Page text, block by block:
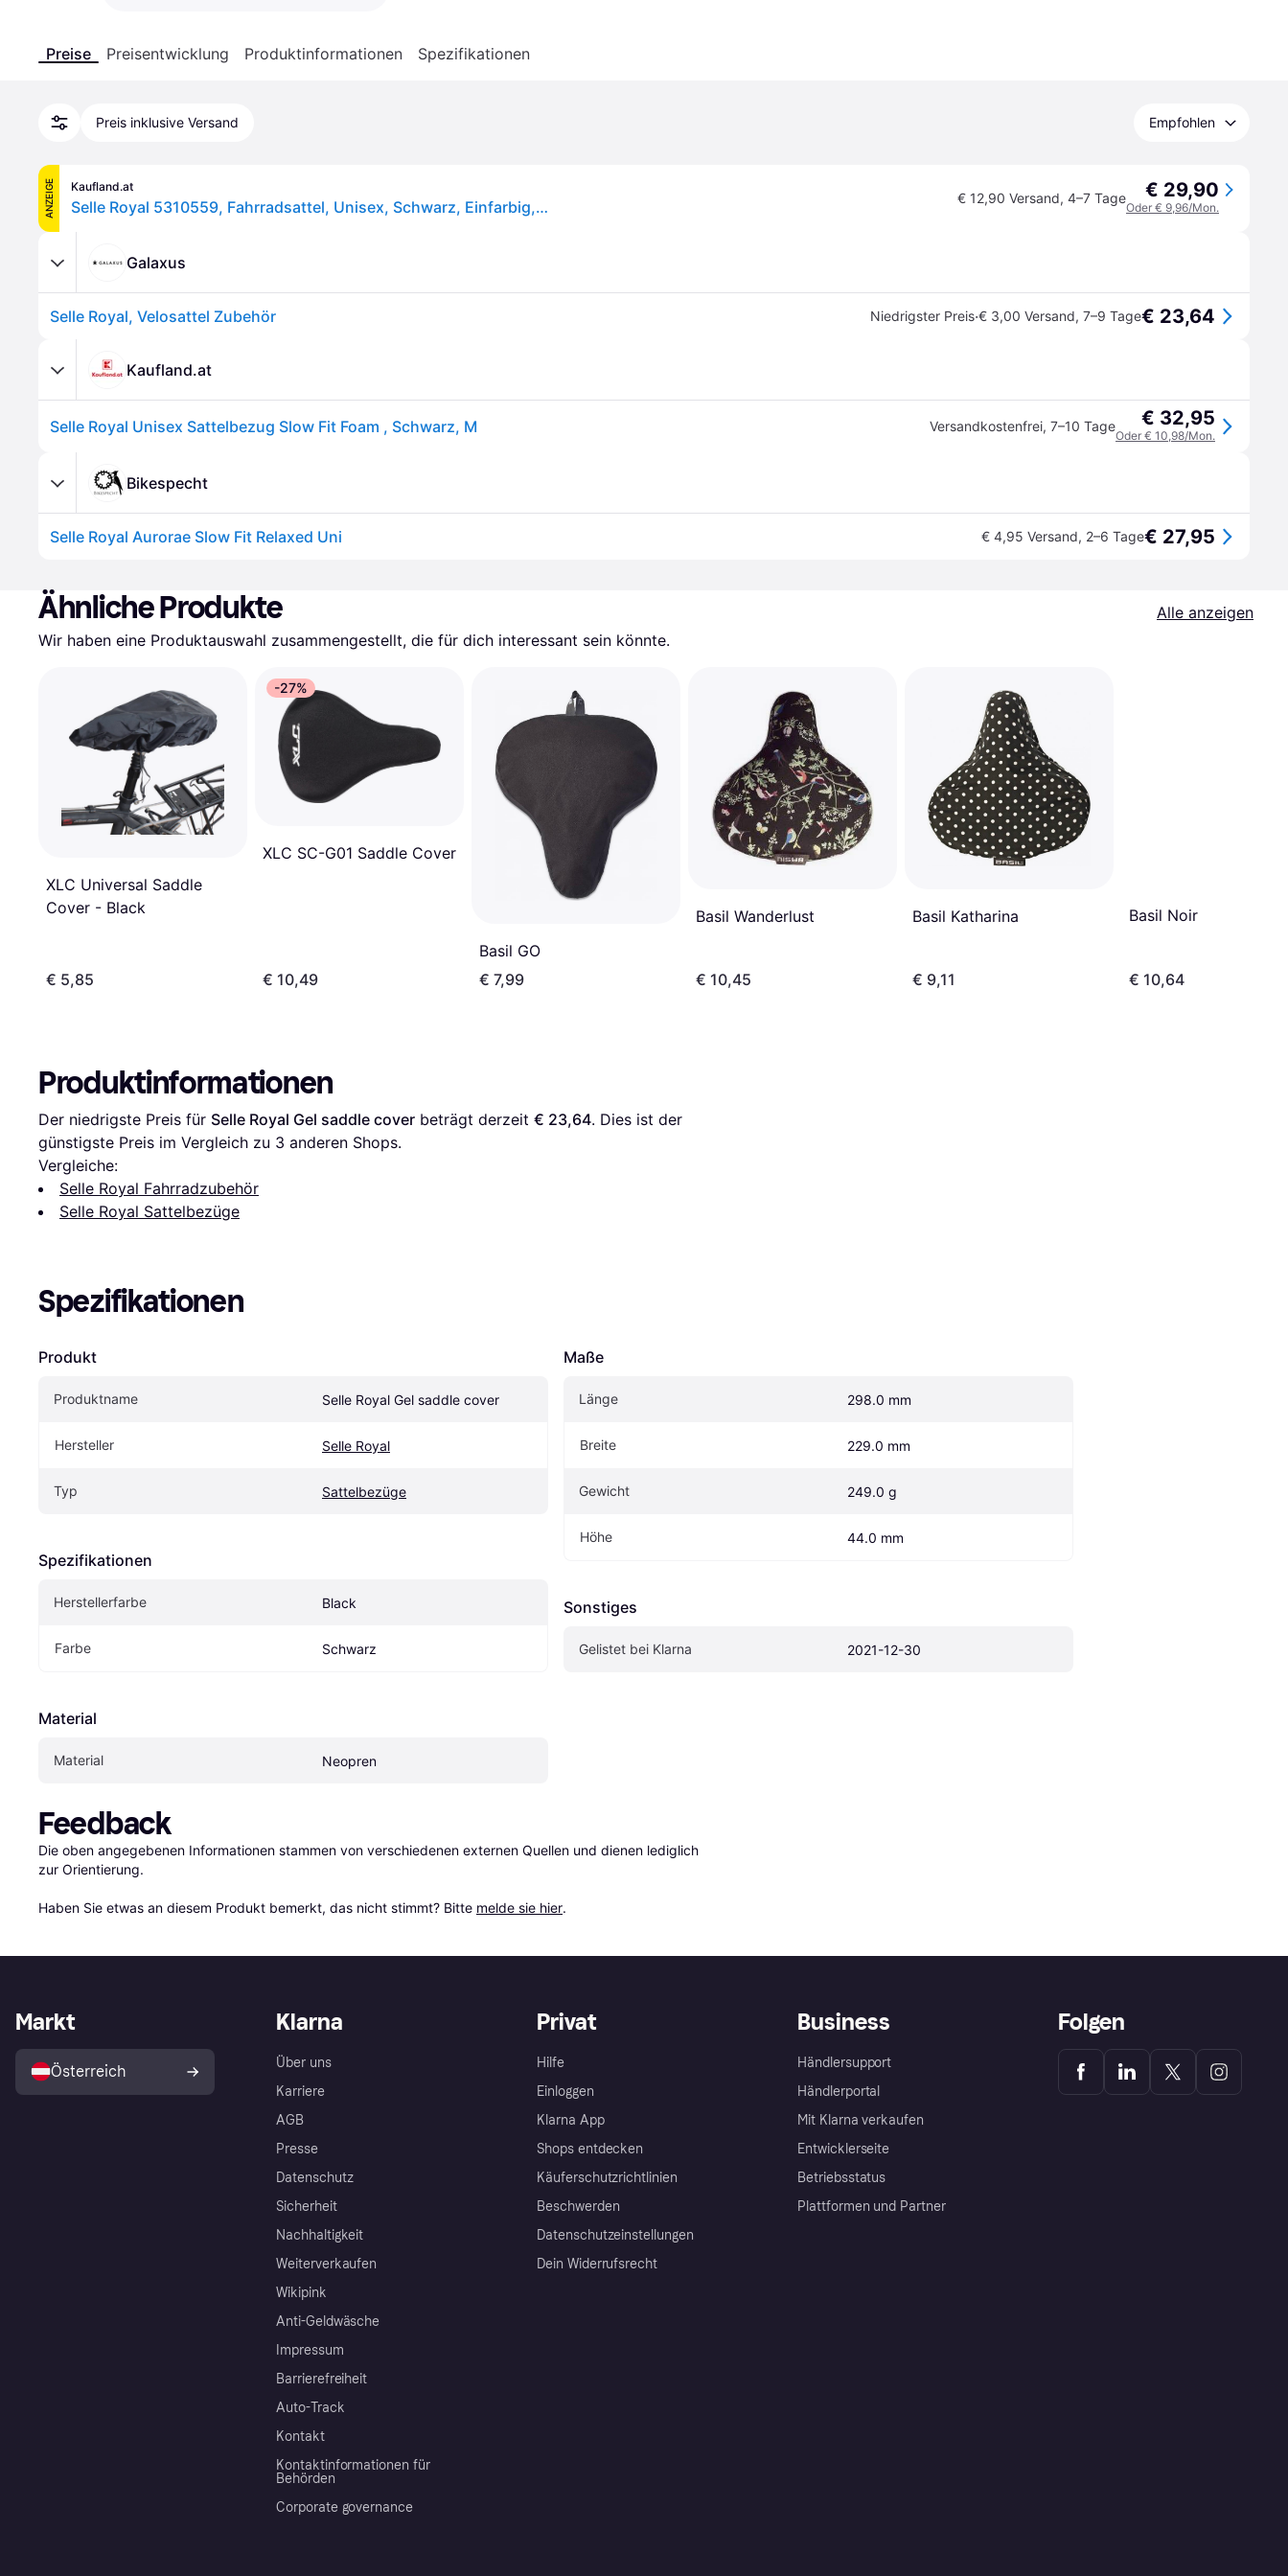
Preise Preisentwicklung Produktinformationen Spezifikationen
Preis inklusive Versand Empfohlen
ANZEIGE Kaufland.at
Selle Royal 5310559, Fahrradsattel, Unisex, Schwarz, Einfarbig, Italien € 12,90 Versand, 4–7 Tage € 29,90
Oder € 9,96/Mon.
Galaxus
Selle Royal, Velosattel Zubehör Niedrigster Preis·€ 3,00 Versand, 7–9 Tage€ 23,64
Kaufland.at
Selle Royal Unisex Sattelbezug Slow Fit Foam , Schwarz, M Versandkostenfrei, 7–10 Tage € 32,95
Oder € 10,98/Mon.
Bikespecht
Selle Royal Aurorae Slow Fit Relaxed Uni € 4,95 Versand, 2–6 Tage€ 27,95
Ähnliche Produkte
Alle anzeigen
Wir haben eine Produktauswahl zusammengestellt, die für dich interessant sein könnte.
XLC Universal Saddle
Cover - Black
€ 5,85
-27%
XLC SC-G01 Saddle Cover
€ 10,49
Basil GO
€ 7,99
Basil Wanderlust
€ 10,45
Basil Katharina
€ 9,11
Basil Noir
€ 10,64
Produktinformationen
Der niedrigste Preis für Selle Royal Gel saddle cover beträgt derzeit € 23,64. Dies ist der
günstigste Preis im Vergleich zu 3 anderen Shops.
Vergleiche:
Selle Royal Fahrradzubehör
Selle Royal Sattelbezüge
Spezifikationen
Produkt
Produktname Selle Royal Gel saddle cover
Hersteller Selle Royal
Typ Sattelbezüge
Spezifikationen
Herstellerfarbe Black
Farbe Schwarz
Material
Material Neopren
Maße
Länge 298.0 mm
Breite 229.0 mm
Gewicht 249.0 g
Höhe 44.0 mm
Sonstiges
Gelistet bei Klarna 2021-12-30
Feedback
Die oben angegebenen Informationen stammen von verschiedenen externen Quellen und dienen lediglich
zur Orientierung.
Haben Sie etwas an diesem Produkt bemerkt, das nicht stimmt? Bitte melde sie hier.
Klarna
Über uns
Karriere
AGB
Presse
Datenschutz
Sicherheit
Nachhaltigkeit
Weiterverkaufen
Wikipink
Anti-Geldwäsche
Impressum
Barrierefreiheit
Auto-Track
Kontakt
Kontaktinformationen für
Behörden
Corporate governance
Privat
Hilfe
Einloggen
Klarna App
Shops entdecken
Käuferschutzrichtlinien
Beschwerden
Datenschutzeinstellungen
Dein Widerrufsrecht
Business
Händlersupport
Händlerportal
Mit Klarna verkaufen
Entwicklerseite
Betriebsstatus
Plattformen und Partner
Markt
Österreich
Folgen